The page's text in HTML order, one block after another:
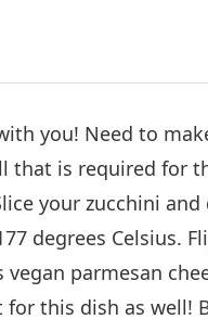
you! Need to
that is required for
your zucchini
degrees Celsius.
parmesan
for this dish as well!